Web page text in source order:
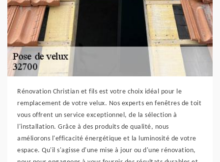
Rénovation Christian et fils est votre choix idéal pour le
remplacement de votre velux. Nos experts en fenêtres de toit
vous offrent un service exceptionnel, de la sélection à
l'installation. Grâce à des produits de qualité, nous
améliorons l'efficacité énergétique et la luminosité de votre
espace. Qu'il s'agisse d'une mise à jour ou d'une rénovation,